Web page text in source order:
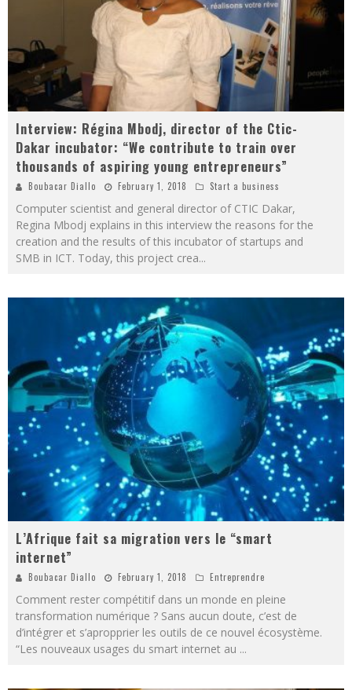
Interview: Régina Mbodj, director of the Ctic-
Dakar incubator: “We contribute to train over
thousands of aspiring young entrepreneurs”
Boubacar Diallo February 1, 2018 Start a business
Computer scientist and general director of CTIC Dakar,
Regina Mbodj explains in this interview the reasons for the
creation and the results of this incubator of startups and
SMB in ICT. Today, this project crea...
L’Afrique fait sa migration vers le “smart
internet”
Boubacar Diallo February 1, 2018 Entreprendre
Comment rester compétitif dans un monde en pleine
transformation numérique ? Sans aucun doute, c’est de
d’intégrer et s’apropprier les outils de ce nouvel écosystème.
“Les nouveaux usages du smart internet au ...